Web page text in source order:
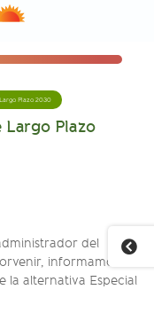
Plazo 2030
Largo Plazo
del
informamos a
la alternativa Especial